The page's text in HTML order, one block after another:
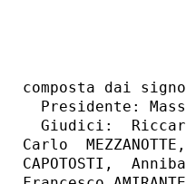
composta dai
Presidente:
Giudici:
Carlo
CAPOTOSTI,